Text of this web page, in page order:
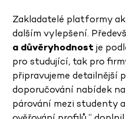
Zakladatelé platformy
dalším vylepšení.
a důvěryhodnostje
pro studující, tak pro
připravujeme detailnější
doporučování nabídek
párování mezi studenty